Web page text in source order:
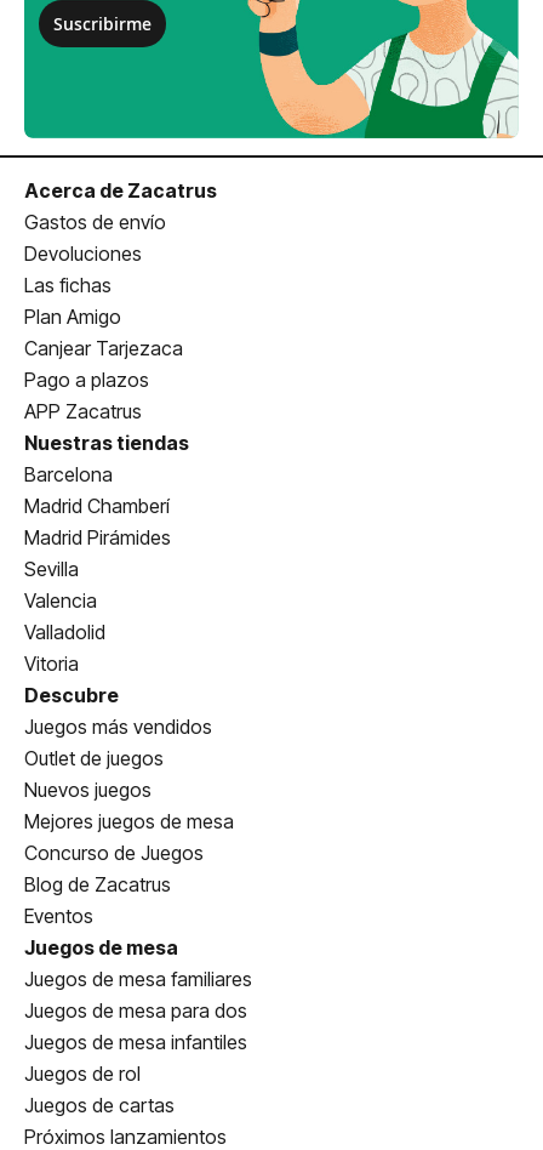
Suscribirme
Acerca de Zacatrus
Gastos de envío
Devoluciones
Las fichas
Plan Amigo
Canjear Tarjezaca
Pago a plazos
APP Zacatrus
Nuestras tiendas
Barcelona
Madrid Chamberí
Madrid Pirámides
Sevilla
Valencia
Valladolid
Vitoria
Descubre
Juegos más vendidos
Outlet de juegos
Nuevos juegos
Mejores juegos de mesa
Concurso de Juegos
Blog de Zacatrus
Eventos
Juegos de mesa
Juegos de mesa familiares
Juegos de mesa para dos
Juegos de mesa infantiles
Juegos de rol
Juegos de cartas
Próximos lanzamientos